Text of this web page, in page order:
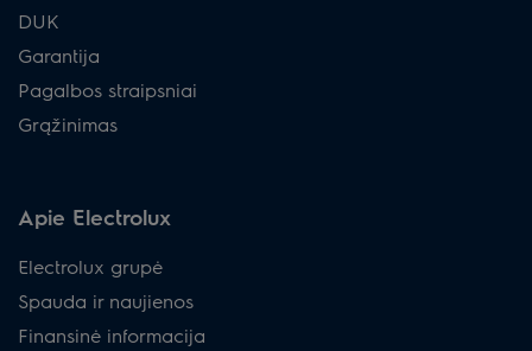
DUK
Garantija
Pagalbos straipsniai
Grąžinimas
Apie Electrolux
Electrolux grupė
Spauda ir naujienos
Finansinė informacija